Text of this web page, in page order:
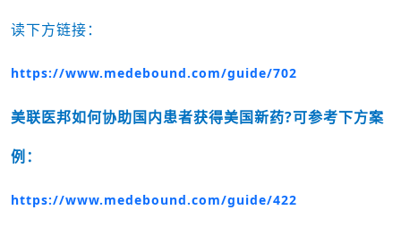
读下方链接：
https://www.medebound.com/guide/702
美联医邦如何协助国内患者获得美国新药?可参考下方案
例：
https://www.medebound.com/guide/422